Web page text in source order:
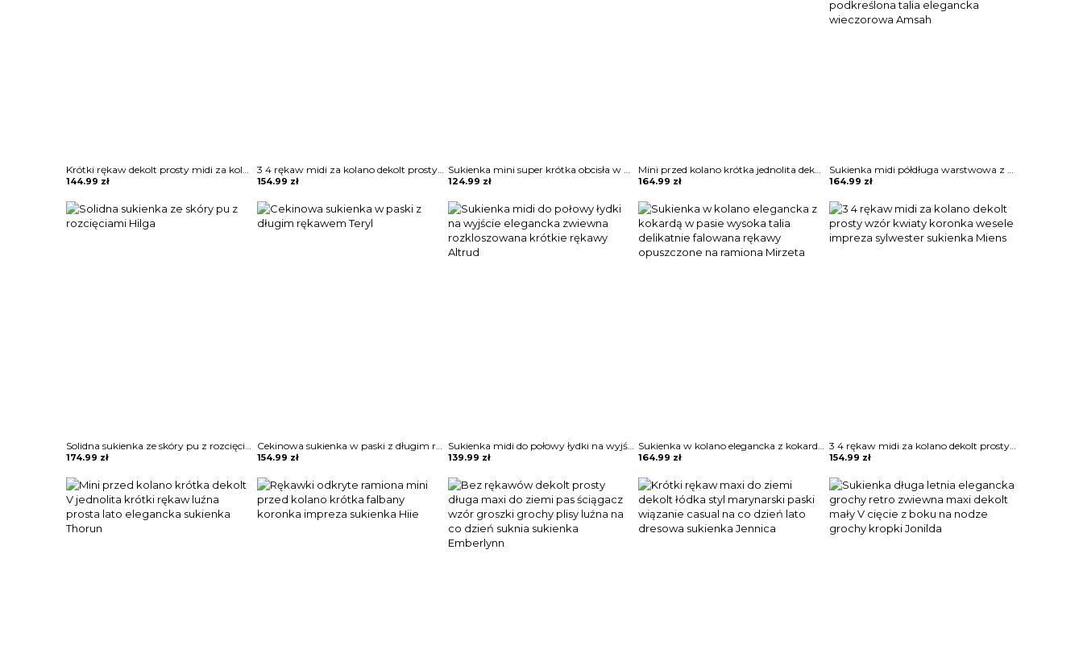
Krótki rękaw dekolt prosty midi za kolano plisy luźna z koła elegancka wieczorowa impreza sukienka Armida
144.99 zł
3 4 rękaw midi za kolano dekolt prosty wzór kwiaty koronka wesele impreza sylwester sukienka Miens
154.99 zł
Sukienka mini super krótka obcisła w pasie dekolt V krótki rękaw wygodna młodzieżowa Joelynn
124.99 zł
Mini przed kolano krótka jednolita dekolt V głęboki falbany zamek krótki rękaw jeans błękitny sukienka Aneke
164.99 zł
Sukienka midi półdługa warstwowa z halką tiulowa zabudowa ze stójką półgolf bez rękawów koronka kwiaty wzory siateczka marszczona w pasie podkreślona talia elegancka wieczorowa Amsah
164.99 zł
Solidna sukienka ze skóry pu z rozcięciami Hilga
174.99 zł
Cekinowa sukienka w paski z długim rękawem Teryl
154.99 zł
Sukienka midi do połowy łydki na wyjście elegancka zwiewna rozkloszowana krótkie rękawy Altrud
139.99 zł
Sukienka w kolano elegancka z kokardą w pasie wysoka talia delikatnie falowana rękawy opuszczone na ramiona Mirzeta
164.99 zł
3 4 rękaw midi za kolano dekolt prosty wzór kwiaty koronka wesele impreza sylwester sukienka Miens
154.99 zł